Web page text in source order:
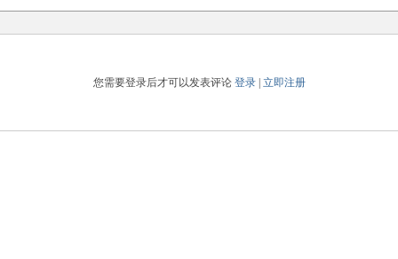
您需要登录后才可以发表评论 登录| 立即注册